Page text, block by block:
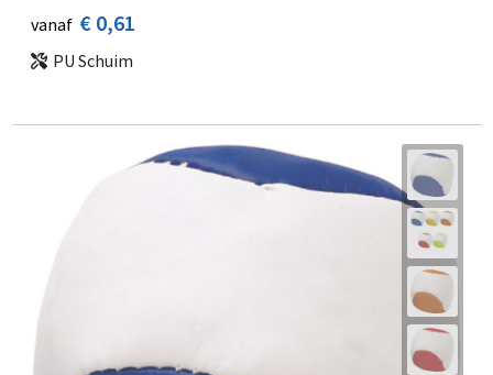
vanaf € 0,61
PU Schuim